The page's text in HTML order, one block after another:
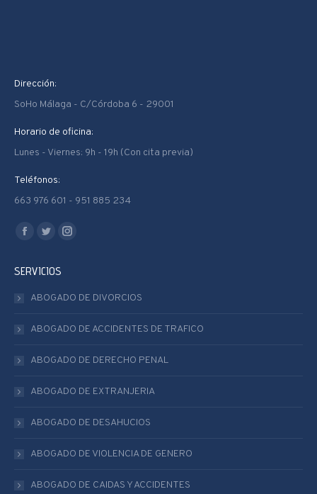
Dirección:
SoHo Málaga - C/Córdoba 6 - 29001
Horario de oficina:
Lunes - Viernes: 9h - 19h (Con cita previa)
Teléfonos:
663 976 601 - 951 885 234
Encuéntranos en:
Facebook
opens
window
Twitter
opens
in
window
Instagram
in
window
SERVICIOS
ABOGADO DE DIVORCIOS
ABOGADO DE ACCIDENTES DE TRAFICO
ABOGADO DE DERECHO PENAL
ABOGADO DE EXTRANJERIA
ABOGADO DE DESAHUCIOS
ABOGADO DE VIOLENCIA DE GENERO
ABOGADO DE CAIDAS Y ACCIDENTES